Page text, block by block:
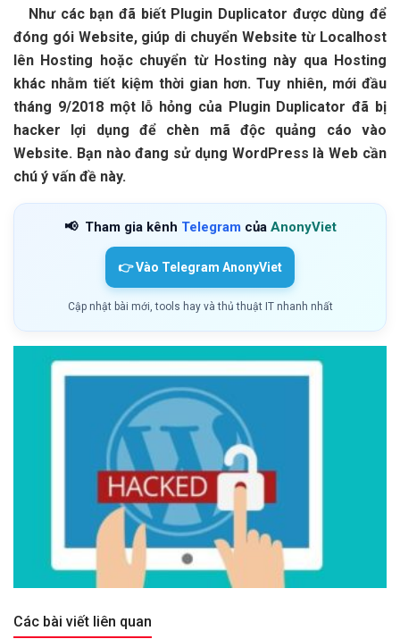
Như các bạn đã biết Plugin Duplicator được dùng để
đóng gói Website, giúp di chuyển Website từ Localhost
lên Hosting hoặc chuyển từ Hosting này qua Hosting
khác nhằm tiết kiệm thời gian hơn. Tuy nhiên, mới đầu
tháng 9/2018 một lỗ hỏng của Plugin Duplicator đã bị
hacker lợi dụng để chèn mã độc quảng cáo vào
Website. Bạn nào đang sử dụng WordPress là Web cần
chú ý vấn đề này.
📢 Tham gia kênh Telegram của AnonyViet
👉 Vào Telegram AnonyViet
Cập nhật bài mới, tools hay và thủ thuật IT nhanh nhất
Các bài viết liên quan